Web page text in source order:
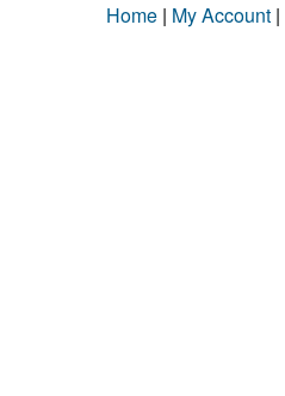
Home | My Account |